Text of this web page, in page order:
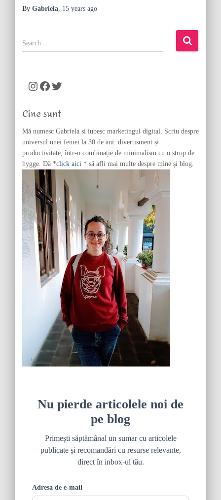
By Gabriela, 15 years ago
S
e
o
Instagram Facebook Twitter
Cine sunt
Mă numesc Gabriela si iubesc marketingul digital. Scriu despre
universul unei femei la 30 de ani: divertisment și
productivitate, într-o combinație de minimalism cu o strop de
hygge. Dă *click aici * să afli mai multe despre mine și blog.